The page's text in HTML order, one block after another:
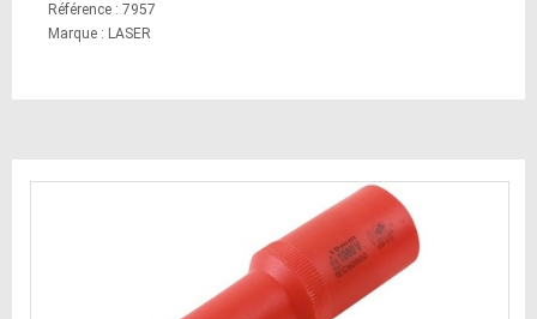
Référence : 7957
Marque : LASER